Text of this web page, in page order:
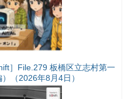
］File.279 板橋区立志村第一
（2026年8月4日）